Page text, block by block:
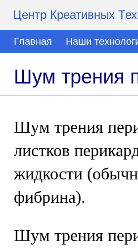
Центр Креативных
Главная Наши
Шум трения
Шум трения
листков
жидкости
фибрина).
Шум трения